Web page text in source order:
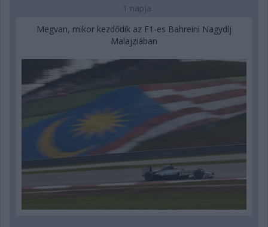
1 napja
Megvan, mikor kezdődik az F1-es Bahreini Nagydíj
Malajziában